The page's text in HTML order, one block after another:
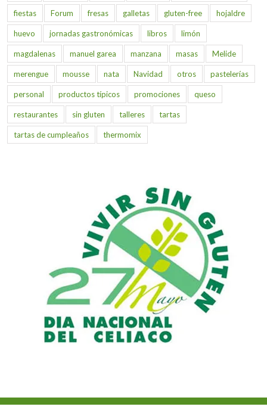
fiestas Forum fresas galletas gluten-free hojaldre
huevo jornadas gastronómicas libros limón
magdalenas manuel garea manzana masas Melide
merengue mousse nata Navidad otros pastelerías
personal productos típicos promociones queso
restaurantes sin gluten talleres tartas
tartas de cumpleaños thermomix